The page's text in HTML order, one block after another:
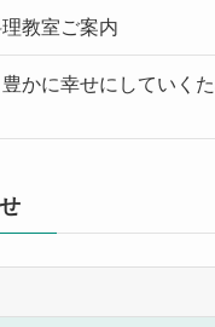
教室ご案内
かに幸せにしていく